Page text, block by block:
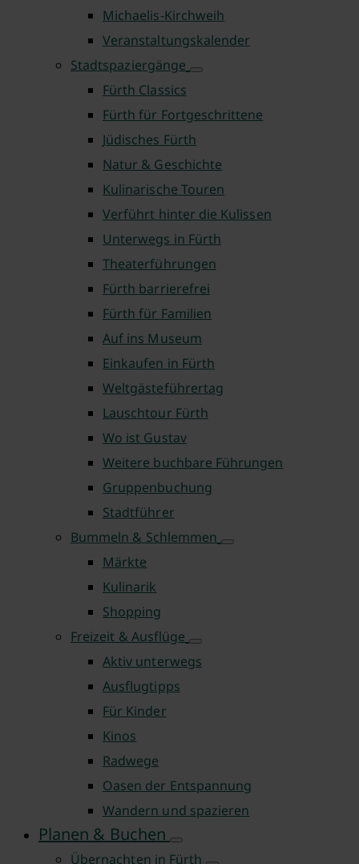
Michaelis-Kirchweih
Veranstaltungskalender
Stadtspaziergänge
Fürth Classics
Fürth für Fortgeschrittene
Jüdisches Fürth
Natur & Geschichte
Kulinarische Touren
Verführt hinter die Kulissen
Unterwegs in Fürth
Theaterführungen
Fürth barrierefrei
Fürth für Familien
Auf ins Museum
Einkaufen in Fürth
Weltgästeführertag
Lauschtour Fürth
Wo ist Gustav
Weitere buchbare Führungen
Gruppenbuchung
Stadtführer
Bummeln & Schlemmen
Märkte
Kulinarik
Shopping
Freizeit & Ausflüge
Aktiv unterwegs
Ausflugtipps
Für Kinder
Kinos
Radwege
Oasen der Entspannung
Wandern und spazieren
Planen & Buchen
Übernachten in Fürth